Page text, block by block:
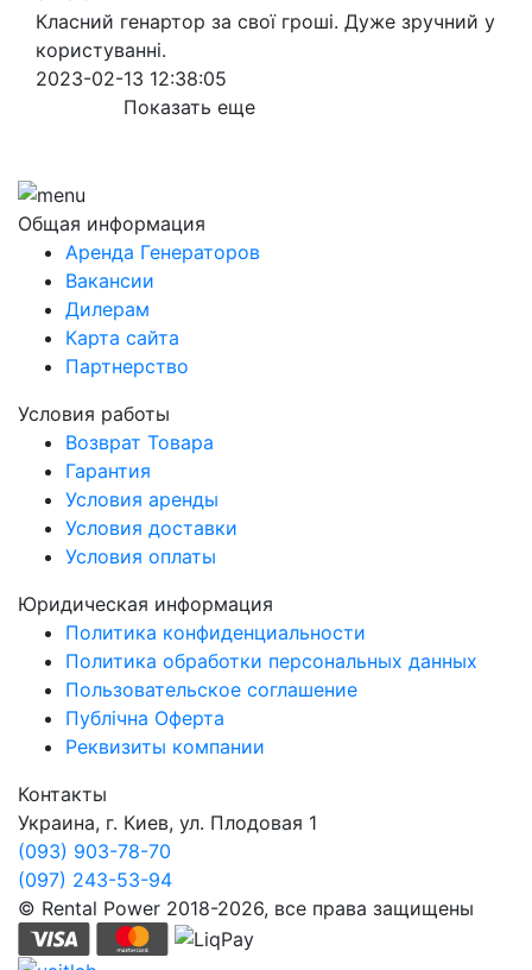
Класний генартор за свої гроші. Дуже зручний у
користуванні.
2023-02-13 12:38:05
Показать еще
Общая информация
Аренда Генераторов
Вакансии
Дилерам
Карта сайта
Партнерство
Условия работы
Возврат Товара
Гарантия
Условия аренды
Условия доставки
Условия оплаты
Юридическая информация
Политика конфиденциальности
Политика обработки персональных данных
Пользовательское соглашение
Публічна Оферта
Реквизиты компании
Контакты
Украина, г. Киев, ул. Плодовая 1
(093) 903-78-70
(097) 243-53-94
© Rental Power 2018-2026, все права защищены